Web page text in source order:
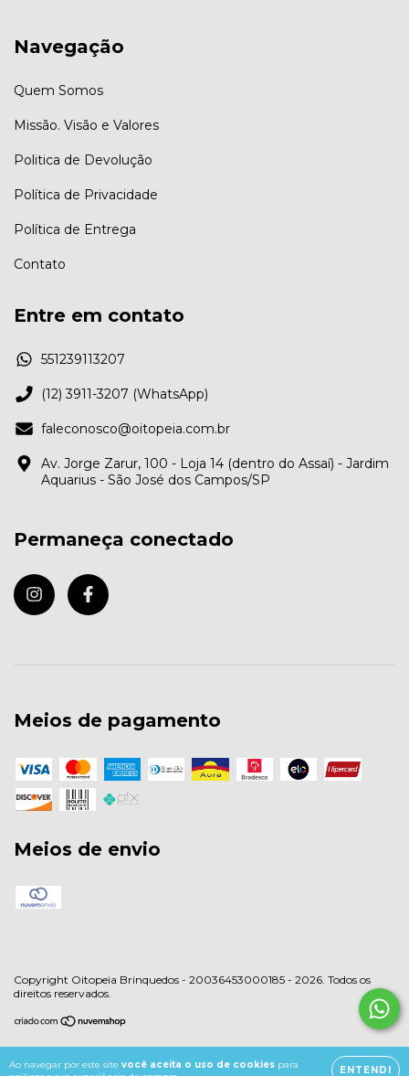
Ao navegar por este site você aceita o uso de cookies para
ENTENDI
Navegação
Quem Somos
Missão. Visão e Valores
Politica de Devolução
Política de Privacidade
Política de Entrega
Contato
Entre em contato
551239113207
(12) 3911-3207 (WhatsApp)
faleconosco@oitopeia.com.br
Av. Jorge Zarur, 100 - Loja 14 (dentro do Assaí) - Jardim
Aquarius - São José dos Campos/SP
Permaneça conectado
Meios de pagamento
Meios de envio
Copyright Oitopeia Brinquedos - 20036453000185 - 2026. Todos os
direitos reservados.